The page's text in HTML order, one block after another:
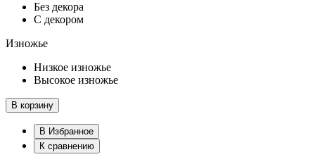
Без декора
С декором
Изножье
Низкое изножье
Высокое изножье
В корзину
В Избранное
К сравнению